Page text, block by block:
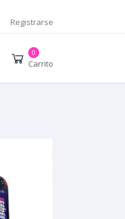
Registrarse
0
Carrito